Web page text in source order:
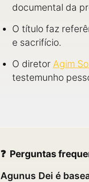
documental da
O título faz
e sacrifício.
O diretor Agim
testemunho
Perguntas
Agunus Dei é